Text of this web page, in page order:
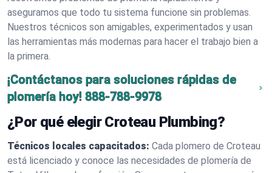
aseguramos que todo tu sistema funcione sin problemas.
Nuestros técnicos son amigables, experimentados y usan
las herramientas más modernas para hacer el trabajo bien a
la primera.
¡Contáctanos para soluciones rápidas de
plomería hoy! 888-788-9978
¿Por qué elegir Croteau Plumbing?
Técnicos locales capacitados: Cada plomero de Croteau
está licenciado y conoce las necesidades de plomería de